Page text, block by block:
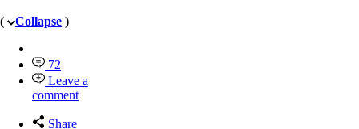
( Collapse )
72
Leave a
comment
Share